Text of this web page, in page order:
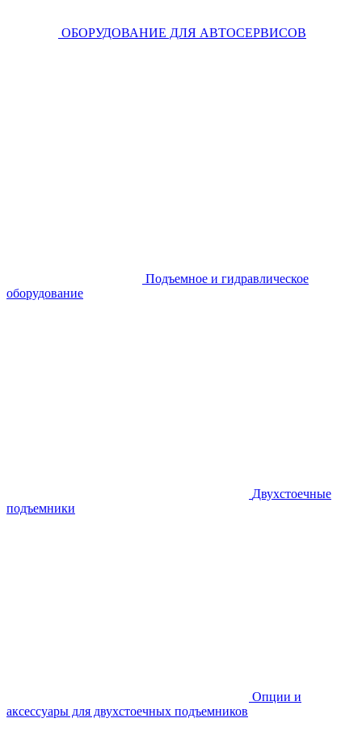
ОБОРУДОВАНИЕ ДЛЯ АВТОСЕРВИСОВ
Подъемное и гидравлическое
оборудование
Двухстоечные
подъемники
Опции и
аксессуары для двухстоечных подъемников